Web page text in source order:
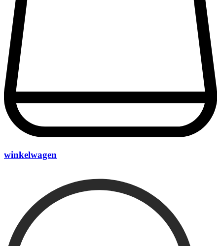
winkelwagen